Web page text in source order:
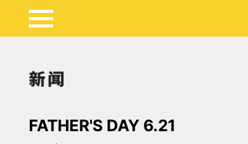
FATHER'S DAY 6.21